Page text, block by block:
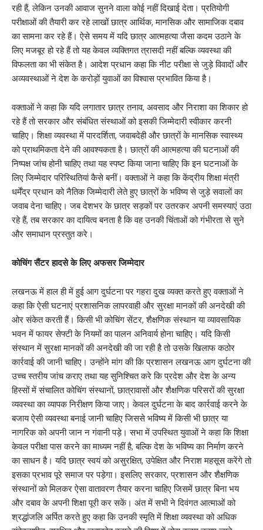
रही हैं, लेकिन उनकी आवाज सुनने वाला कोई नहीं दिखाई देता। प्रतियोगी
परीक्षाओं की तैयारी कर रहे लाखों छात्र आर्थिक, मानसिक और सामाजिक दबाव
का सामना कर रहे हैं। ऐसे समय में यदि छात्र आत्महत्या जैसा कदम उठाने के
लिए मजबूर हो रहे हैं तो यह केवल व्यक्तिगत त्रासदी नहीं बल्कि व्यवस्था की
विफलता का भी संकेत है। आदेश प्रधान कहा कि नीट परीक्षा से जुड़े विवादों और
अव्यवस्थाओं ने देश के करोड़ों युवाओं का विश्वास प्रभावित किया है।
वक्ताओं ने कहा कि यदि लगातार छात्र तनाव, अवसाद और निराशा का शिकार हो
रहे हैं तो सरकार और संबंधित संस्थाओं को इसकी जिम्मेदारी स्वीकार करनी
चाहिए। शिक्षा व्यवस्था में पारदर्शिता, जवाबदेही और छात्रों के मानसिक स्वास्थ्य
को प्राथमिकता देने की आवश्यकता है। छात्रों की आत्महत्या की घटनाओं की
निष्पक्ष जांच होनी चाहिए तथा यह स्पष्ट किया जाना चाहिए कि इन घटनाओं के
लिए जिम्मेदार परिस्थितियां कैसे बनीं। वक्ताओं ने कहा कि केंद्रीय शिक्षा मंत्री
धर्मेंद्र प्रधान को नैतिक जिम्मेदारी लेते हुए छात्रों के भविष्य से जुड़े सवालों का
जवाब देना चाहिए। जब देशभर के छात्र सड़कों पर उतरकर अपनी समस्याएं उठा
रहे हैं, तब सरकार का दायित्व बनता है कि वह उनकी चिंताओं को गंभीरता से सुने
और समाधान प्रस्तुत करे।
कोचिंग सैंटर हादसे के लिए अफसर जिम्मेदार
लखनऊ में हाल ही में हुई आग दुर्घटना पर गहरा दुख व्यक्त करते हुए वक्ताओं ने
कहा कि ऐसी घटनाएं प्रशासनिक लापरवाही और सुरक्षा मानकों की अनदेखी की
ओर संकेत करती हैं। किसी भी कोचिंग सेंटर, शैक्षणिक संस्थान या व्यावसायिक
भवन में फायर सेफ्टी के नियमों का पालन अनिवार्य होना चाहिए। यदि किसी
संस्थान में सुरक्षा मानकों की अनदेखी की जा रही है तो उसके खिलाफ कठोर
कार्रवाई की जानी चाहिए। उन्होंने मांग की कि प्रशासन लखनऊ आग दुर्घटना की
उच्च स्तरीय जांच कराए तथा यह सुनिश्चित करे कि प्रदेश और देश के अन्य
हिस्सों में संचालित कोचिंग संस्थानों, छात्रावासों और शैक्षणिक परिसरों की सुरक्षा
व्यवस्था का व्यापक निरीक्षण किया जाए। केवल दुर्घटना के बाद कार्रवाई करने के
बजाय ऐसी व्यवस्था बनाई जानी चाहिए जिससे भविष्य में किसी भी छात्र या
नागरिक को अपनी जान न गंवानी पड़े। सभा में उपस्थित युवाओं ने कहा कि शिक्षा
केवल परीक्षा पास करने का माध्यम नहीं है, बल्कि देश के भविष्य का निर्माण करने
का साधन है। यदि छात्र स्वयं को असुरक्षित, उपेक्षित और निराश महसूस करेंगे तो
इसका प्रभाव पूरे समाज पर पड़ेगा। इसलिए सरकार, प्रशासन और शैक्षणिक
संस्थानों को मिलकर ऐसा वातावरण तैयार करना चाहिए जिसमें छात्र बिना भय
और दबाव के अपनी शिक्षा पूरी कर सकें। अंत में सभी ने दिवंगत आत्माओं को
श्रद्धांजलि अर्पित करते हुए कहा कि उनकी स्मृति में शिक्षा व्यवस्था को अधिक